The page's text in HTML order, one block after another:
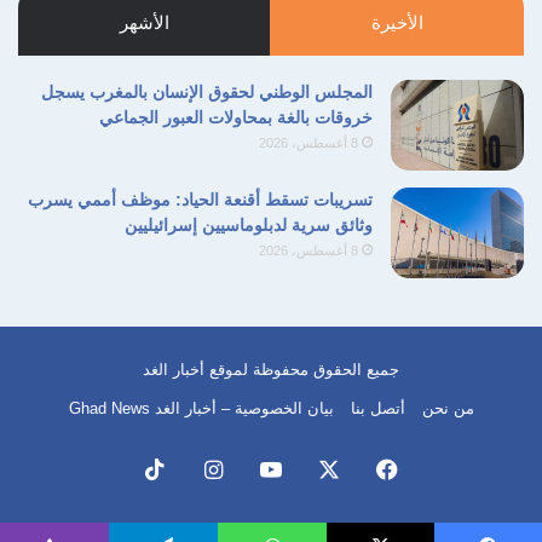
الأخيرة الأشهر
المجلس الوطني لحقوق الإنسان بالمغرب يسجل
خروقات بالغة بمحاولات العبور الجماعي
8 أغسطس، 2026
تسريبات تسقط أقنعة الحياد: موظف أممي يسرب
وثائق سرية لدبلوماسيين إسرائيليين
8 أغسطس، 2026
جميع الحقوق محفوظة لموقع أخبار الغد
من نحن أتصل بنا بيان الخصوصية – أخبار الغد Ghad News
فيسبوك ‫YouTubeانستقرام